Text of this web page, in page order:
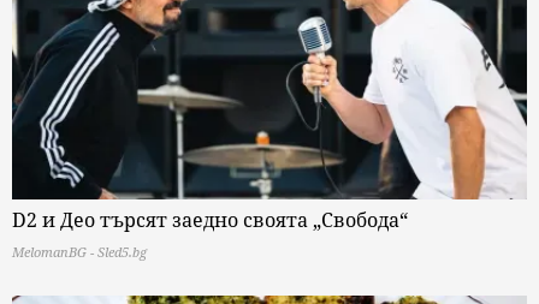
D2 и Део търсят заедно своята „Свобода“
MelomanBG - Sled5.bg